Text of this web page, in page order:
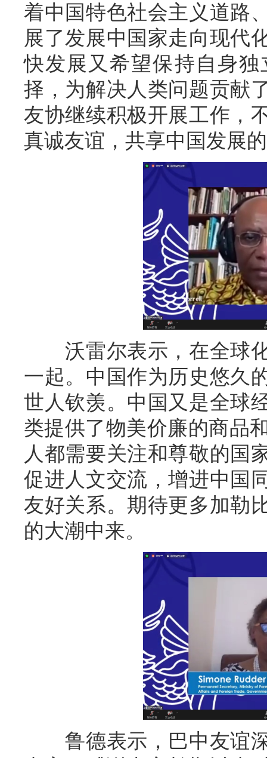
着中国特色社会主义道路
展了发展中国家走向现代
快发展又希望保持自身
择，为解决人类问题贡献
友协继续积极开展工作，
真诚友谊，共享中国发展
沃雷尔表示，在全球化
一起。中国作为历史悠久
世人钦羡。中国又是全球
类提供了物美价廉的商品
人都需要关注和尊敬的国
促进人文交流，增进中国
友好关系。期待更多加勒
的大潮中来。
鲁德表示，巴中友谊深